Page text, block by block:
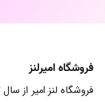
فروشگاه امیرلنز